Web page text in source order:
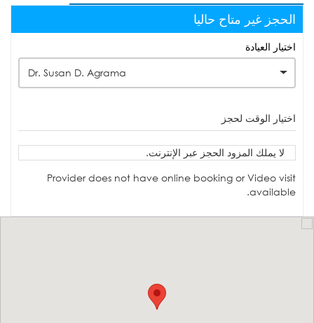
الحجز غير متاح حاليا
اختيار العيادة
Dr. Susan D. Agrama
اختيار الوقت لحجز
لا يملك المزود الحجز عبر الإنترنت.
Provider does not have online booking or Video visit
available.